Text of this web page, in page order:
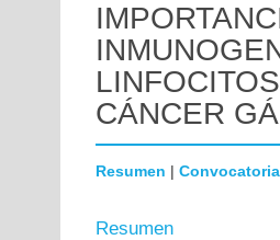
CÁNCER
Resumen | Convocatoria
Resumen